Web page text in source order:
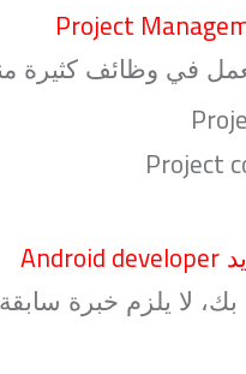
Project
في وظائف كثيرة
Project
Android developer
لا يلزم خبرة